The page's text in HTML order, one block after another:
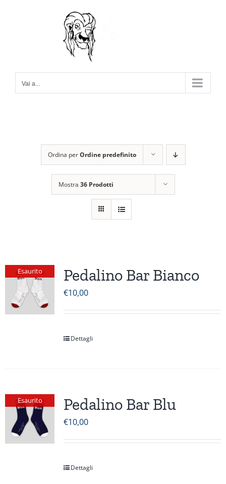
Vai a...
Ordina perOrdine predefinito
Mostra 36 Prodotti
Esaurito Pedalino Bar Bianco
€10,00
Dettagli
Esaurito Pedalino Bar Blu
€10,00
Dettagli